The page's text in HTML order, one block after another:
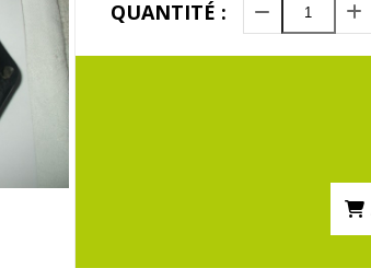
QUANTITÉ :